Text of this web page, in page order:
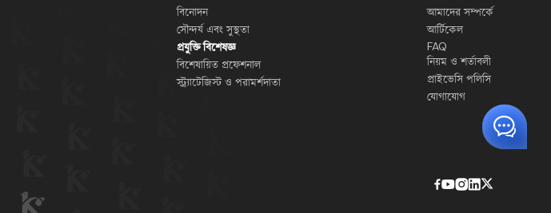
বিনোদন
সৌন্দর্য এবং সুস্থতা
প্রযুক্তি বিশেষজ্ঞ
বিশেষায়িত প্রফেশনাল
স্ট্র্যাটেজিস্ট ও পরামর্শদাতা
আমাদের সম্পর্কে
আর্টিকেল
FAQ
নিয়ম ও শর্তাবলী
প্রাইভেসি পলিসি
যোগাযোগ